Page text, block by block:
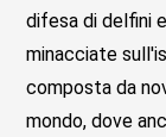
difesa di delfini
minacciate
composta da
mondo, dove